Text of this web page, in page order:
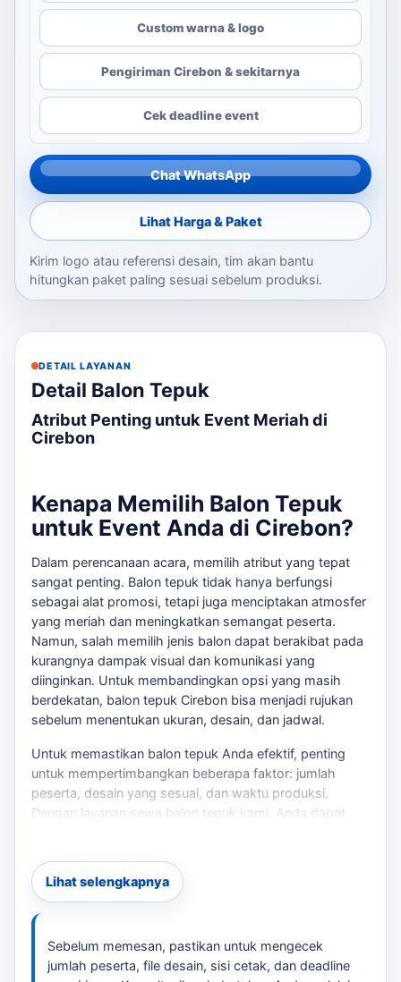
Custom warna & logo
Pengiriman Cirebon & sekitarnya
Cek deadline event
Chat WhatsApp
Lihat Harga & Paket
Kirim logo atau referensi desain, tim akan bantu
hitungkan paket paling sesuai sebelum produksi.
DETAIL LAYANAN
Detail Balon Tepuk
Atribut Penting untuk Event Meriah di
Cirebon
Kenapa Memilih Balon Tepuk
untuk Event Anda di Cirebon?
Dalam perencanaan acara, memilih atribut yang tepat
sangat penting. Balon tepuk tidak hanya berfungsi
sebagai alat promosi, tetapi juga menciptakan atmosfer
yang meriah dan meningkatkan semangat peserta.
Namun, salah memilih jenis balon dapat berakibat pada
kurangnya dampak visual dan komunikasi yang
diinginkan. Untuk membandingkan opsi yang masih
berdekatan, balon tepuk Cirebon bisa menjadi rujukan
sebelum menentukan ukuran, desain, dan jadwal.
Untuk memastikan balon tepuk Anda efektif, penting
untuk mempertimbangkan beberapa faktor: jumlah
peserta, desain yang sesuai, dan waktu produksi.
Dengan layanan sewa balon tepuk kami, Anda dapat
turnamen olahraga, atau kampanye brand di Gedung
BAT, Lemahwungkuk, atau Keraton Kanoman. Untuk
konteks tambahan,
dari kebutuhan utama.
Lihat selengkapnya
Sebelum memesan, pastikan untuk mengecek
jumlah peserta, file desain, sisi cetak, dan deadline